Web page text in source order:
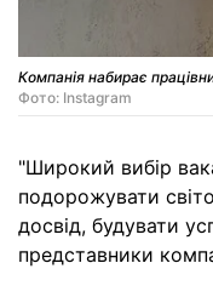
Компанія набирає
Фото: Instagram
"Широкий вибір
подорожувати
досвід, будувати
представники